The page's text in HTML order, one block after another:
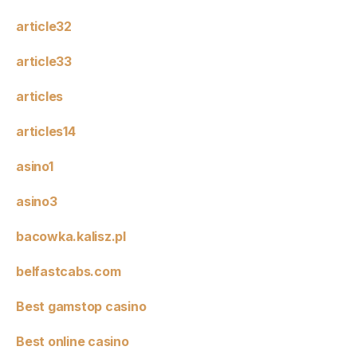
article32
article33
articles
articles14
asino1
asino3
bacowka.kalisz.pl
belfastcabs.com
Best gamstop casino
Best online casino